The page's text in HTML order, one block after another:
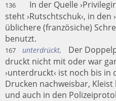
136
In der Quelle
steht ›Rutschtschuk‹, in
üblichere (französiche)
benutzt.
167 unterdrückt,
Der
druckt nicht mit oder war
›unterdruckt‹ ist noch bis in
Drucken nachweisbar,
und auch in den